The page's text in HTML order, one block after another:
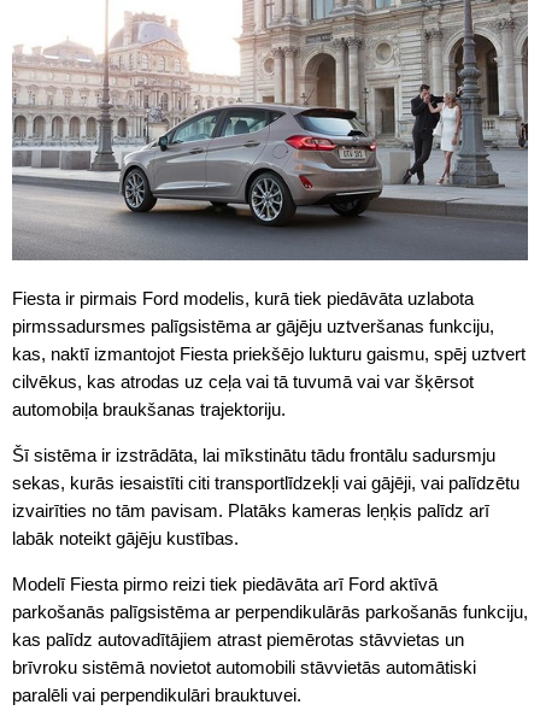
Fiesta ir pirmais Ford modelis, kurā tiek piedāvāta uzlabota
pirmssadursmes palīgsistēma ar gājēju uztveršanas funkciju,
kas, naktī izmantojot Fiesta priekšējo lukturu gaismu, spēj uztvert
cilvēkus, kas atrodas uz ceļa vai tā tuvumā vai var šķērsot
automobiļa braukšanas trajektoriju.
Šī sistēma ir izstrādāta, lai mīkstinātu tādu frontālu sadursmju
sekas, kurās iesaistīti citi transportlīdzekļi vai gājēji, vai palīdzētu
izvairīties no tām pavisam. Platāks kameras leņķis palīdz arī
labāk noteikt gājēju kustības.
Modelī Fiesta pirmo reizi tiek piedāvāta arī Ford aktīvā
parkošanās palīgsistēma ar perpendikulārās parkošanās funkciju,
kas palīdz autovadītājiem atrast piemērotas stāvvietas un
brīvroku sistēmā novietot automobili stāvvietās automātiski
paralēli vai perpendikulāri brauktuvei.